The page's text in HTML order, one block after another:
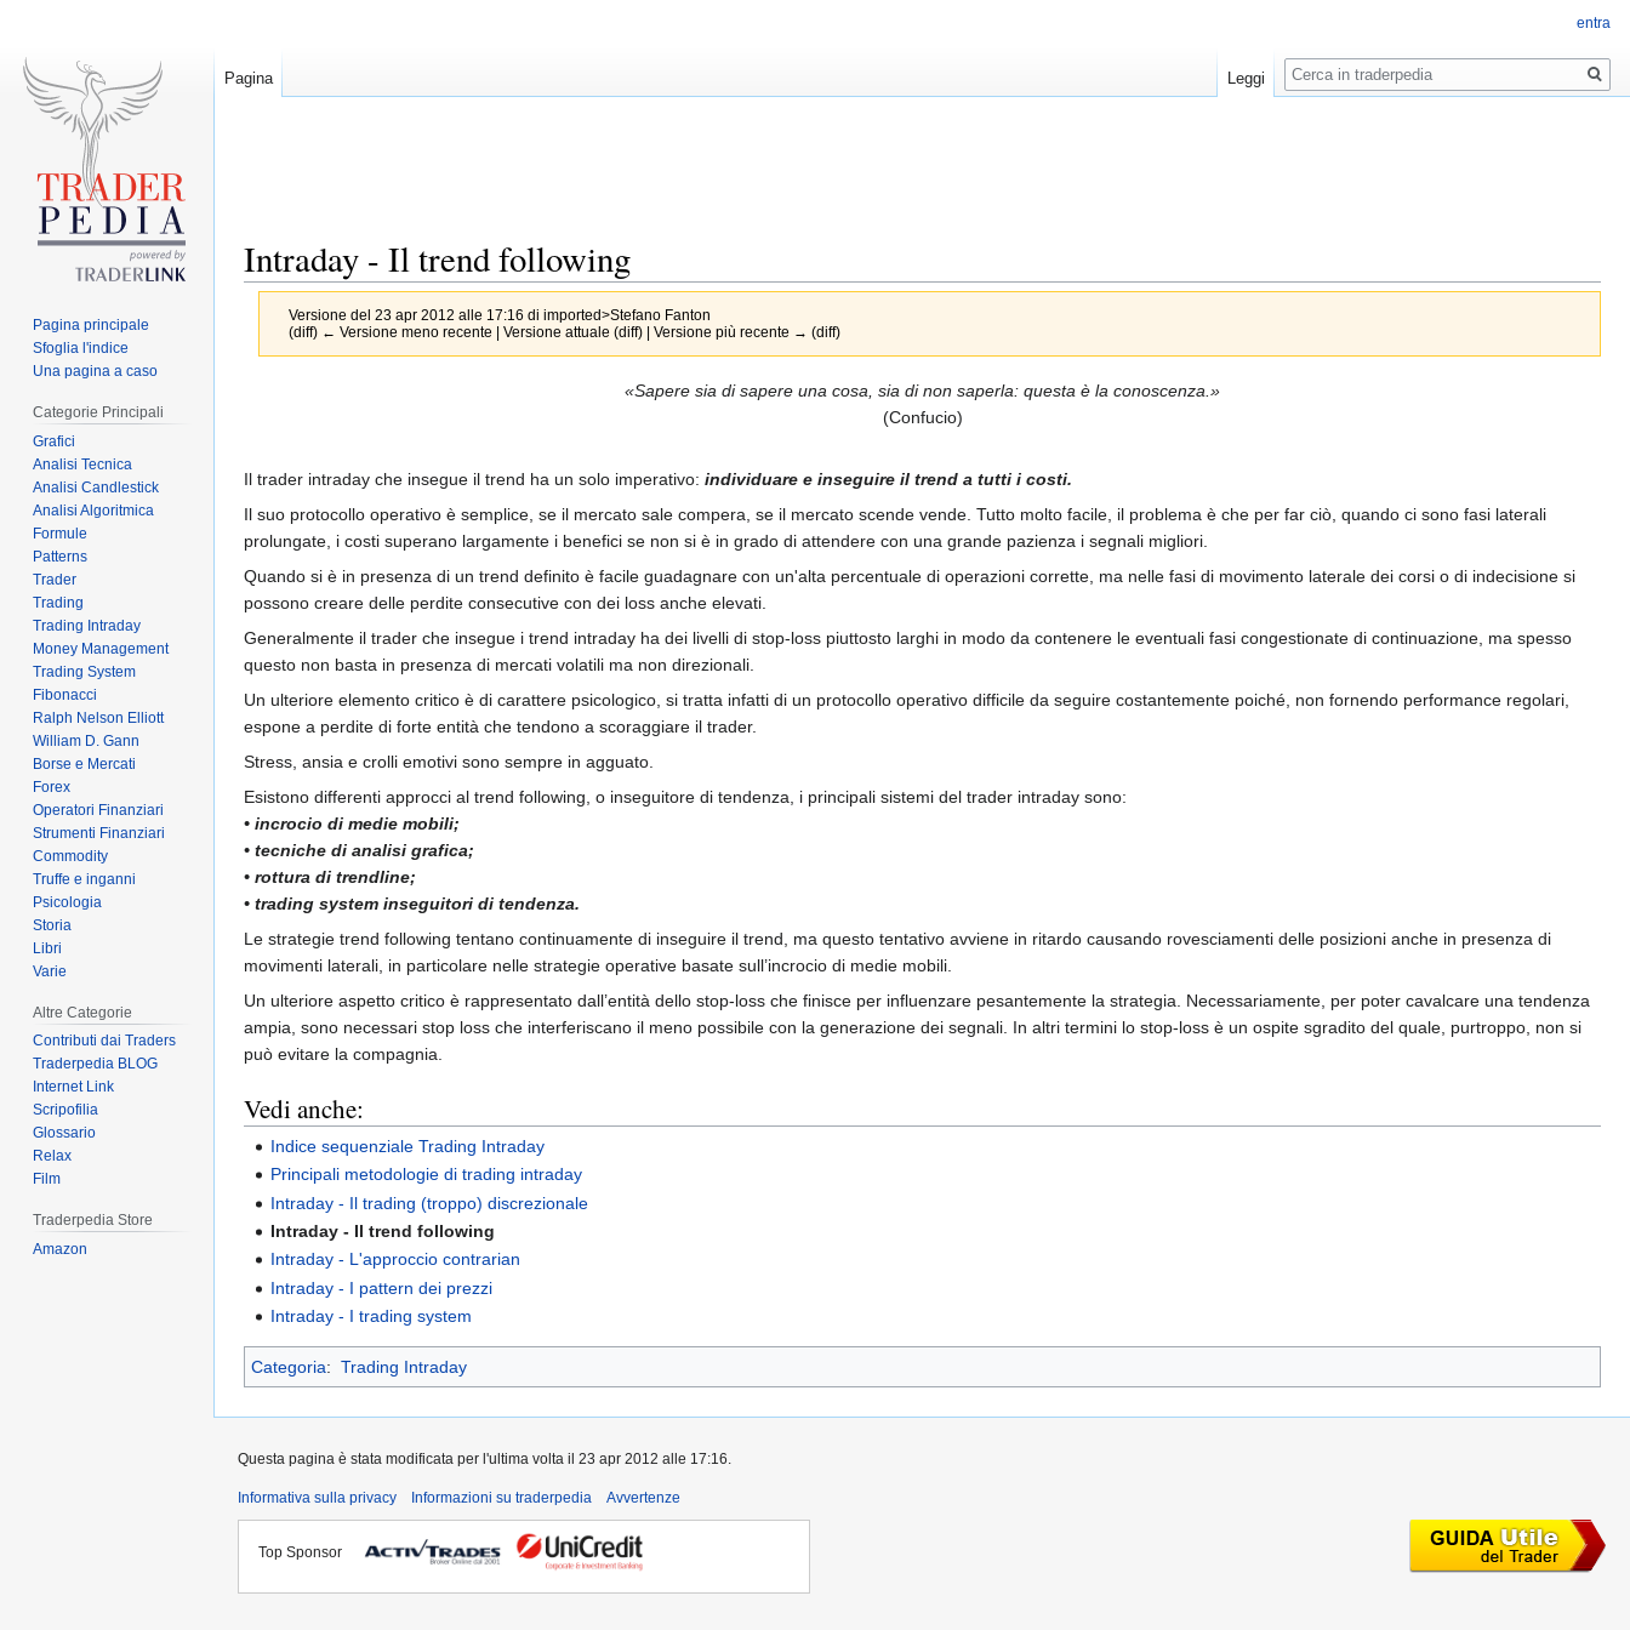
Intraday - Il trend following
Versione del 23 apr 2012 alle 17:16 di imported>Stefano Fanton
(diff) ← Versione meno recente | Versione attuale (diff) | Versione più recente → (diff)
«Sapere sia di sapere una cosa, sia di non saperla: questa è la conoscenza.»
(Confucio)
Il trader intraday che insegue il trend ha un solo imperativo: individuare e inseguire il trend a tutti i costi.
Il suo protocollo operativo è semplice, se il mercato sale compera, se il mercato scende vende. Tutto molto facile, il problema è che per far ciò, quando ci sono fasi laterali
prolungate, i costi superano largamente i benefici se non si è in grado di attendere con una grande pazienza i segnali migliori.
Quando si è in presenza di un trend definito è facile guadagnare con un'alta percentuale di operazioni corrette, ma nelle fasi di movimento laterale dei corsi o di indecisione si
possono creare delle perdite consecutive con dei loss anche elevati.
Generalmente il trader che insegue i trend intraday ha dei livelli di stop-loss piuttosto larghi in modo da contenere le eventuali fasi congestionate di continuazione, ma spesso
questo non basta in presenza di mercati volatili ma non direzionali.
Un ulteriore elemento critico è di carattere psicologico, si tratta infatti di un protocollo operativo difficile da seguire costantemente poiché, non fornendo performance regolari,
espone a perdite di forte entità che tendono a scoraggiare il trader.
Stress, ansia e crolli emotivi sono sempre in agguato.
Esistono differenti approcci al trend following, o inseguitore di tendenza, i principali sistemi del trader intraday sono:
• incrocio di medie mobili;
• tecniche di analisi grafica;
• rottura di trendline;
• trading system inseguitori di tendenza.
Le strategie trend following tentano continuamente di inseguire il trend, ma questo tentativo avviene in ritardo causando rovesciamenti delle posizioni anche in presenza di
movimenti laterali, in particolare nelle strategie operative basate sull’incrocio di medie mobili.
Un ulteriore aspetto critico è rappresentato dall’entità dello stop-loss che finisce per influenzare pesantemente la strategia. Necessariamente, per poter cavalcare una tendenza
ampia, sono necessari stop loss che interferiscano il meno possibile con la generazione dei segnali. In altri termini lo stop-loss è un ospite sgradito del quale, purtroppo, non si
può evitare la compagnia.
Vedi anche:
Indice sequenziale Trading Intraday
Principali metodologie di trading intraday
Intraday - Il trading (troppo) discrezionale
Intraday - Il trend following
Intraday - L'approccio contrarian
Intraday - I pattern dei prezzi
Intraday - I trading system
Categoria: Trading Intraday
entra
Pagina Leggi
Ricerca
Pagina principale
Sfoglia l'indice
Una pagina a caso
Categorie Principali
Grafici
Analisi Tecnica
Analisi Candlestick
Analisi Algoritmica
Formule
Patterns
Trader
Trading
Trading Intraday
Money Management
Trading System
Fibonacci
Ralph Nelson Elliott
William D. Gann
Borse e Mercati
Forex
Operatori Finanziari
Strumenti Finanziari
Commodity
Truffe e inganni
Psicologia
Storia
Libri
Varie
Altre Categorie
Contributi dai Traders
Traderpedia BLOG
Internet Link
Scripofilia
Glossario
Relax
Film
Traderpedia Store
Amazon
Questa pagina è stata modificata per l'ultima volta il 23 apr 2012 alle 17:16.
Informativa sulla privacy Informazioni su traderpedia Avvertenze
Top Sponsor